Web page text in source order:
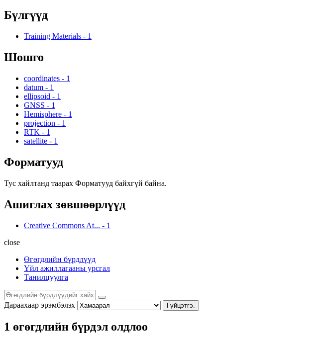
Бүлгүүд
Training Materials - 1
Шошго
coordinates - 1
datum - 1
ellipsoid - 1
GNSS - 1
Hemisphere - 1
projection - 1
RTK - 1
satellite - 1
Форматууд
Тус хайлтанд таарах Форматууд байхгүй байна.
Ашиглах зөвшөөрлүүд
Creative Commons At... - 1
close
Өгөгдлийн бүрдлүүд
Үйл ажиллагааны урсгал
Танилцуулга
Дараахаар эрэмбэлэх Гүйцэтгэ.
1 өгөгдлийн бүрдэл олдлоо